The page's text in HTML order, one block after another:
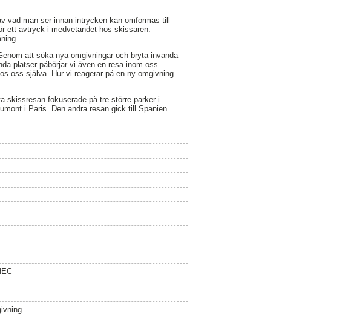
vad man ser innan intrycken kan omformas till
ett avtryck i medvetandet hos skissaren.
att söka nya omgivningar och bryta invanda
platser påbörjar vi även en resa inom oss
oss själva. Hur vi reagerar på en ny omgivning
skissresan fokuserade på tre större parker i
i Paris. Den andra resan gick till Spanien